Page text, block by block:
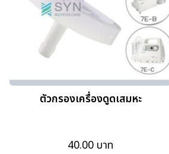
ตัวกรองเครื่องดูดเสมหะ
40.00 บาท